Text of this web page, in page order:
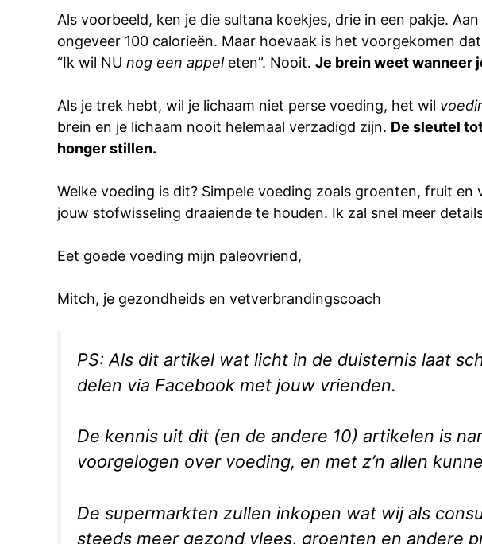
Als voorbeeld, ken je die sultana koekjes, drie in een pakje.
ongeveer 100 calorieën. Maar hoevaak is het voorgekomen
“Ik wil NU nog een appeleten”. Nooit. Je brein weet wanneer
Als je trek hebt, wil je lichaam niet perse voeding, het wil
brein en je lichaam nooit helemaal verzadigd zijn. De sleutel
honger stillen.
Welke voeding is dit? Simpele voeding zoals groenten, fruit
jouw stofwisseling draaiende te houden. Ik zal snel meer
Eet goede voeding mijn paleovriend,
Mitch, je gezondheids en vetverbrandingscoach
PS: Als dit artikel wat licht in de duisternis laat
delen via Facebook met jouw vrienden.
De kennis uit dit (en de andere 10) artikelen is
voorgelogen over voeding, en met z’n allen
De supermarkten zullen inkopen wat wij als
steeds meer gezond vlees, groenten en andere